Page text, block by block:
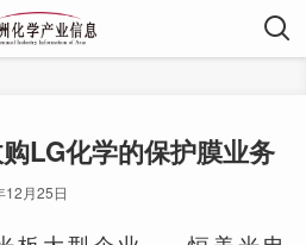
LG化学的保护膜业务
12月25日